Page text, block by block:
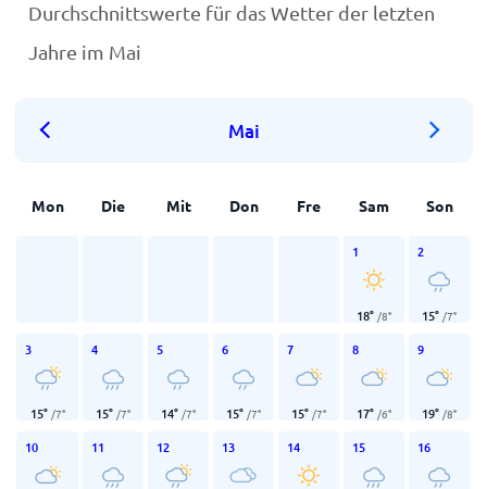
Durchschnittswerte für das Wetter der letzten
Jahre im Mai
Mai
Mon Die Mit Don Fre Sam Son
1
18° /8°
2
15° /7°
3
15° /7°
4
15° /7°
5
14° /7°
6
15° /7°
7
15° /7°
8
17° /6°
9
19° /8°
10 11 12 13 14 15 16